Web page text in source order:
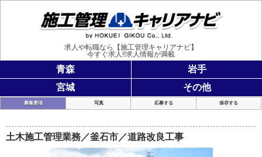
求人や転職なら【施工管理キャリアナビ】
今すぐ求人!!求人情報が満載
青森
岩手
宮城
その他
募集要項 写真 応募する 保存する
土木施工管理業務／釜石市／道路改良工事